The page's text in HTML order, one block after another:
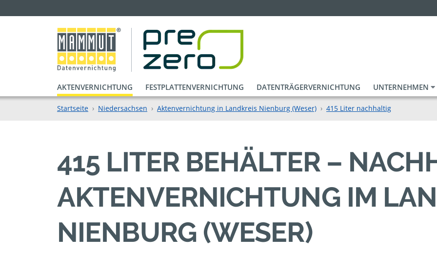
AKTENVERNICHTUNG FESTPLATTENVERNICHTUNG DATENTRÄGERVERNICHTUNG UNTERNEHMEN
Startseite Niedersachsen Aktenvernichtung in Landkreis Nienburg (Weser) 415 Liter nachhaltig
415 LITER BEHÄLTER –
AKTENVERNICHTUNG IM
NIENBURG (WESER)